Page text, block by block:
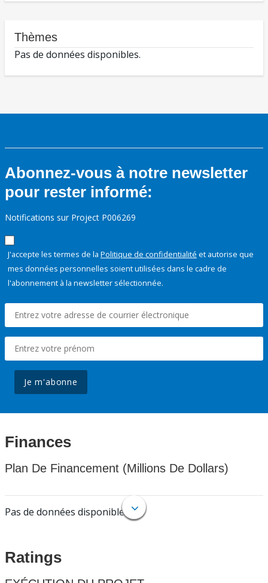
Thèmes
Pas de données disponibles.
Abonnez-vous à notre newsletter
pour rester informé:
Notifications sur Project P006269
J'accepte les termes de la Politique de confidentialité et autorise que
mes données personnelles soient utilisées dans le cadre de
l'abonnement à la newsletter sélectionnée.
Je m'abonne
Finances
Plan De Financement (Millions De Dollars)
Pas de données disponibles.
Ratings